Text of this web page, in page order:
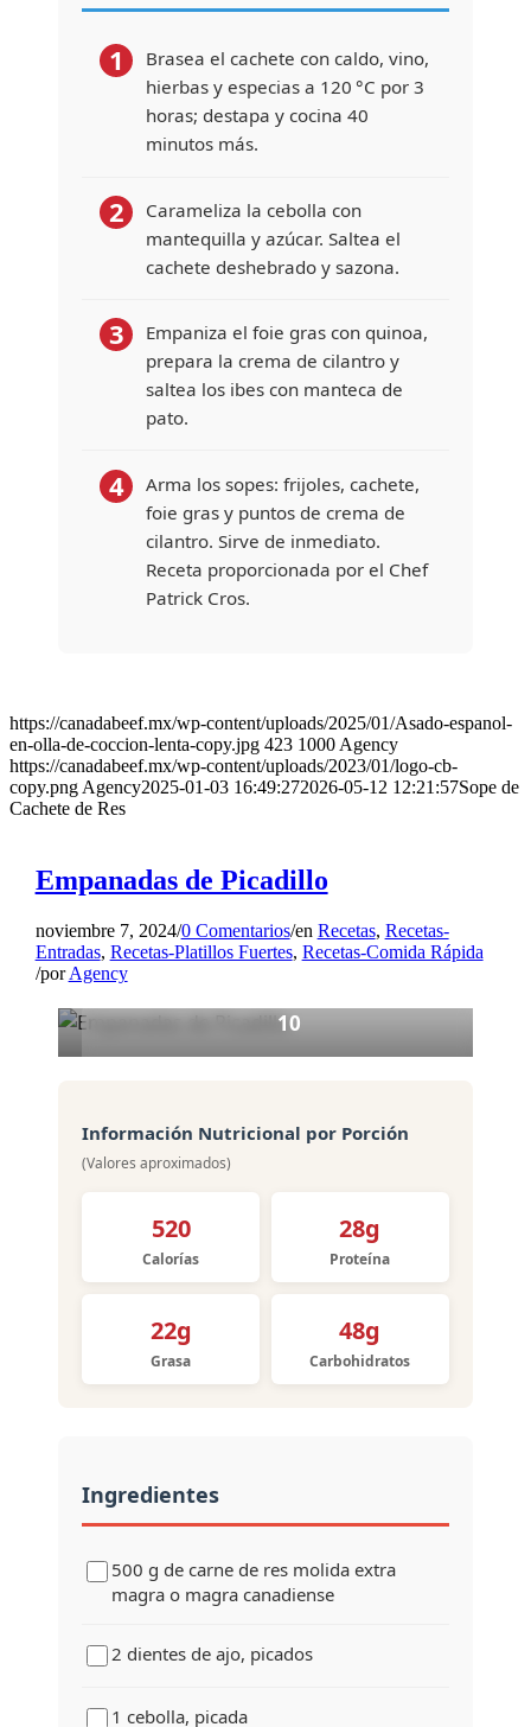
1
Brasea el cachete con caldo, vino,
hierbas y especias a 120 °C por 3
horas; destapa y cocina 40
minutos más.
2
Carameliza la cebolla con
mantequilla y azúcar. Saltea el
cachete deshebrado y sazona.
3
Empaniza el foie gras con quinoa,
prepara la crema de cilantro y
saltea los ibes con manteca de
pato.
4
Arma los sopes: frijoles, cachete,
foie gras y puntos de crema de
cilantro. Sirve de inmediato.
Receta proporcionada por el Chef
Patrick Cros.
https://canadabeef.mx/wp-content/uploads/2025/01/Asado-espanol-
en-olla-de-coccion-lenta-copy.jpg 423 1000 Agency
https://canadabeef.mx/wp-content/uploads/2023/01/logo-cb-
copy.png Agency2025-01-03 16:49:272026-05-12 12:21:57Sope de
Cachete de Res
Empanadas de Picadillo
noviembre 7, 2024/0 Comentarios/en Recetas, Recetas-
Entradas, Recetas-Platillos Fuertes, Recetas-Comida Rápida
/porAgency
ENTRADA
Empanadas de Picadillo
3
10 min
15 min
10
Información Nutricional por Porción
(Valores aproximados)
520
Calorías
28g
Proteína
22g
Grasa
48g
Carbohidratos
Ingredientes
500 g de carne de res molida extra
magra o magra canadiense
2 dientes de ajo, picados
1 cebolla, picada